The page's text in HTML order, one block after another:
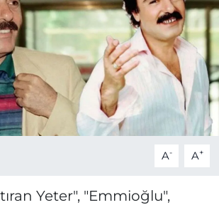
A- A+
Yeter", "Emmioğlu",